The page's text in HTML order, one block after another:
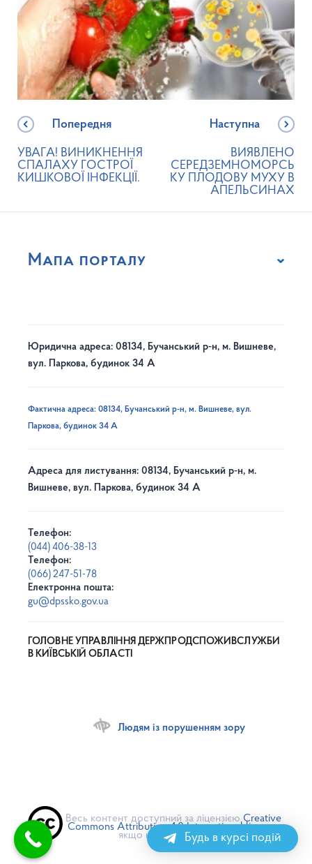
Попередня
УВАГА! ВИНИКНЕННЯ
СПАЛАХУ ГОСТРОЇ
КИШКОВОЇ ІНФЕКЦІЇ.
Наступна
ВИЯВЛЕНО
СЕРЕДЗЕМНОМОРСЬ
КУ ПЛОДОВУ МУХУ В
АПЕЛЬСИНАХ
Мапа порталу
Юридична адреса: 08134, Бучанський р-н, м. Вишневе,
вул. Паркова, будинок 34 А
Фактична адреса: 08134, Бучанський р-н, м. Вишневе, вул.
Паркова, будинок 34 А
Адреса для листування: 08134, Бучанський р-н, м.
Вишневе, вул. Паркова, будинок 34 А
Телефон:
(044) 406-38-13
Телефон:
(066) 247-51-78
Електронна пошта:
gu@dpssko.gov.ua
ГОЛОВНЕ УПРАВЛІННЯ ДЕРЖПРОДСПОЖИВСЛУЖБИ
В КИЇВСЬКІЙ ОБЛАСТІ
Людям із порушенням зору
Весь контент доступний за ліцензієюCreative
Commons Attribution 4.0 International license,
якщо не зазначено іншеБудь в курсі подій